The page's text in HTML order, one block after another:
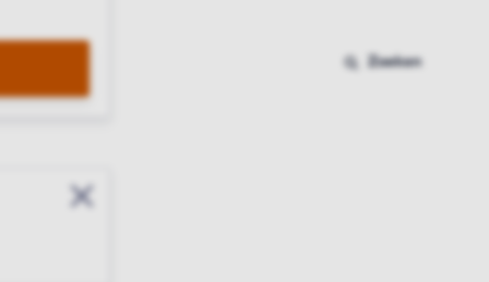
Sluit modal
Zoeken